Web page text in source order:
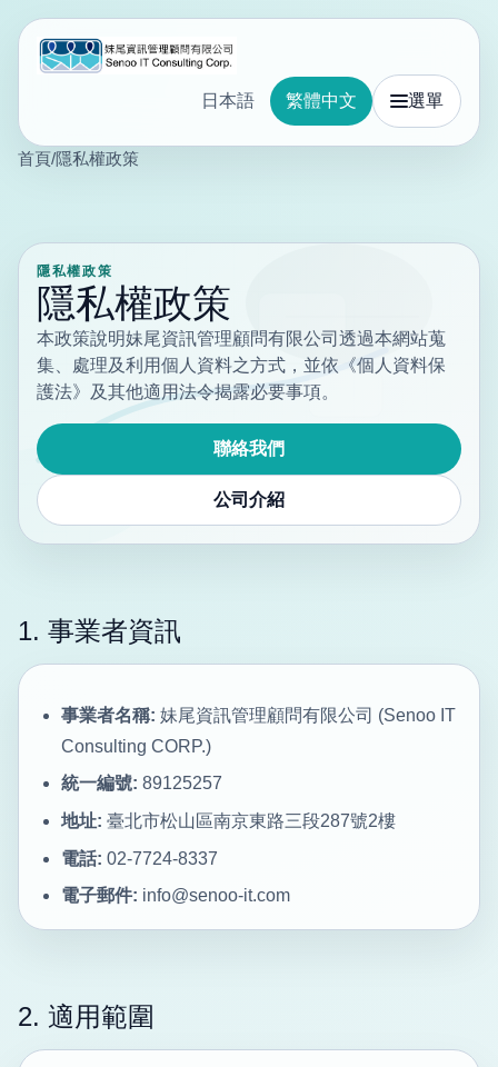
日本語 繁體中文 選單
首頁/隱私權政策
隱私權政策
隱私權政策
本政策說明妹尾資訊管理顧問有限公司透過本網站蒐
集、處理及利用個人資料之方式，並依《個人資料保
護法》及其他適用法令揭露必要事項。
聯絡我們
公司介紹
1. 事業者資訊
事業者名稱: 妹尾資訊管理顧問有限公司 (Senoo IT
Consulting CORP.)
統一編號: 89125257
地址: 臺北市松山區南京東路三段287號2樓
電話: 02-7724-8337
電子郵件: info@senoo-it.com
2. 適用範圍